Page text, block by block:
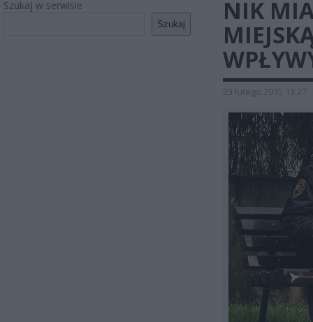
Szukaj w serwisie
Szukaj
NIK
23 lutego 2015 13:27